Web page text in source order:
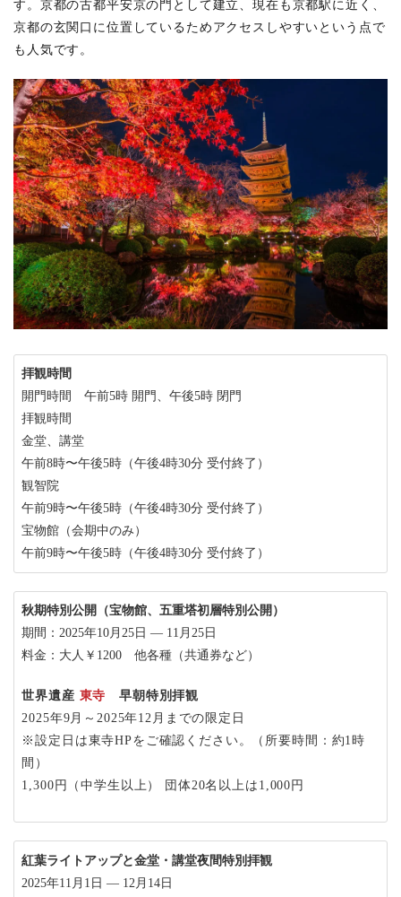
す。京都の古都平安京の門として建立、現在も京都駅に近く、
京都の玄関口に位置しているためアクセスしやすいという点で
も人気です。
拝観時間
開門時間 午前5時 開門、午後5時 閉門
拝観時間
金堂、講堂
午前8時〜午後5時（午後4時30分 受付終了）
観智院
午前9時〜午後5時（午後4時30分 受付終了）
宝物館（会期中のみ）
午前9時〜午後5時（午後4時30分 受付終了）
秋期特別公開（宝物館、五重塔初層特別公開）
期間：2025年10月25日 ― 11月25日
料金：大人￥1200 他各種（共通券など）
世界遺産 東寺 早朝特別拝観
2025年9月～2025年12月までの限定日
※設定日は東寺HPをご確認ください。（所要時間：約1時
間）
1,300円（中学生以上） 団体20名以上は1,000円
紅葉ライトアップと金堂・講堂夜間特別拝観
2025年11月1日 ― 12月14日